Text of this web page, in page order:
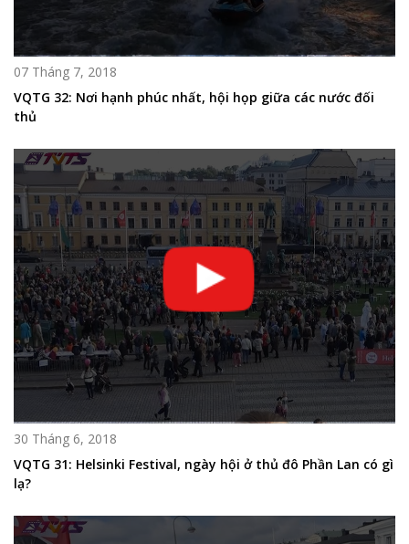
07 Tháng 7, 2018
VQTG 32: Nơi hạnh phúc nhất, hội họp giữa các nước đối
thủ
30 Tháng 6, 2018
VQTG 31: Helsinki Festival, ngày hội ở thủ đô Phần Lan có gì
lạ?